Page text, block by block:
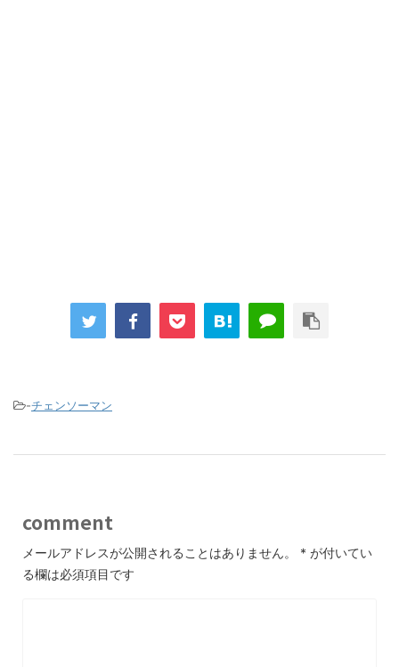
-チェンソーマン
comment
メールアドレスが公開されることはありません。 * が付いてい
る欄は必須項目です